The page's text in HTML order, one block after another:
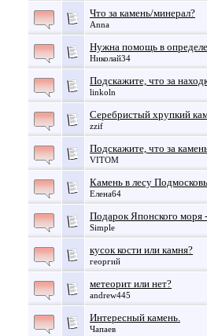
Что за камень/минерал?
Anna
Нужна помощь в
Николай34
Подскажите, что за
linkoln
Серебристый хрупкий
zzif
Подскажите, что за
VITOM
Камень в лесу
Елена64
Подарок Японского моря
Simple
кусок кости или камня?
георгий
метеорит или нет?
andrew445
Интересный камень.
Чапаев